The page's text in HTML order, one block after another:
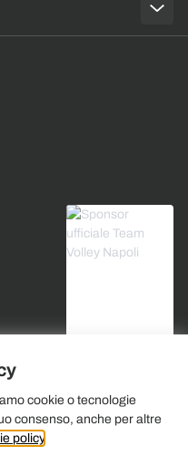
cookie o tecnologie
consenso, anche per altre
policy